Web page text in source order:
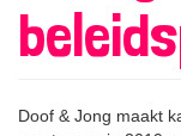
Doof & Jong maakt